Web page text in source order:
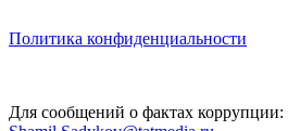
Политика конфиденциальности
Для сообщений о фактах коррупции: